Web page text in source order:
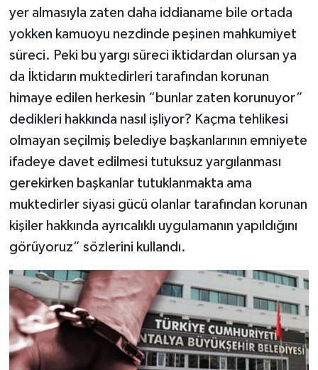
yer almasıyla zaten daha iddianame bile ortada
yokken kamuoyu nezdinde peşinen mahkumiyet
süreci. Peki bu yargı süreci iktidardan olursan ya
da İktidarın muktedirleri tarafından korunan
himaye edilen herkesin “bunlar zaten korunuyor”
dedikleri hakkında nasıl işliyor? Kaçma tehlikesi
olmayan seçilmiş belediye başkanlarının emniyete
ifadeye davet edilmesi tutuksuz yargılanması
gerekirken başkanlar tutuklanmakta ama
muktedirler siyasi gücü olanlar tarafından korunan
kişiler hakkında ayrıcalıklı uygulamanın yapıldığını
görüyoruz” sözlerini kullandı.